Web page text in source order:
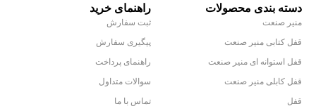
دسته بندی محصولات
منیر صنعت
قفل کتابی منیر صنعت
قفل استوانه ای منیر صنعت
قفل کابلی منیر صنعت
قفل
راهنمای خرید
ثبت سفارش
پیگیری سفارش
راهنمای پرداخت
سوالات متداول
تماس با ما